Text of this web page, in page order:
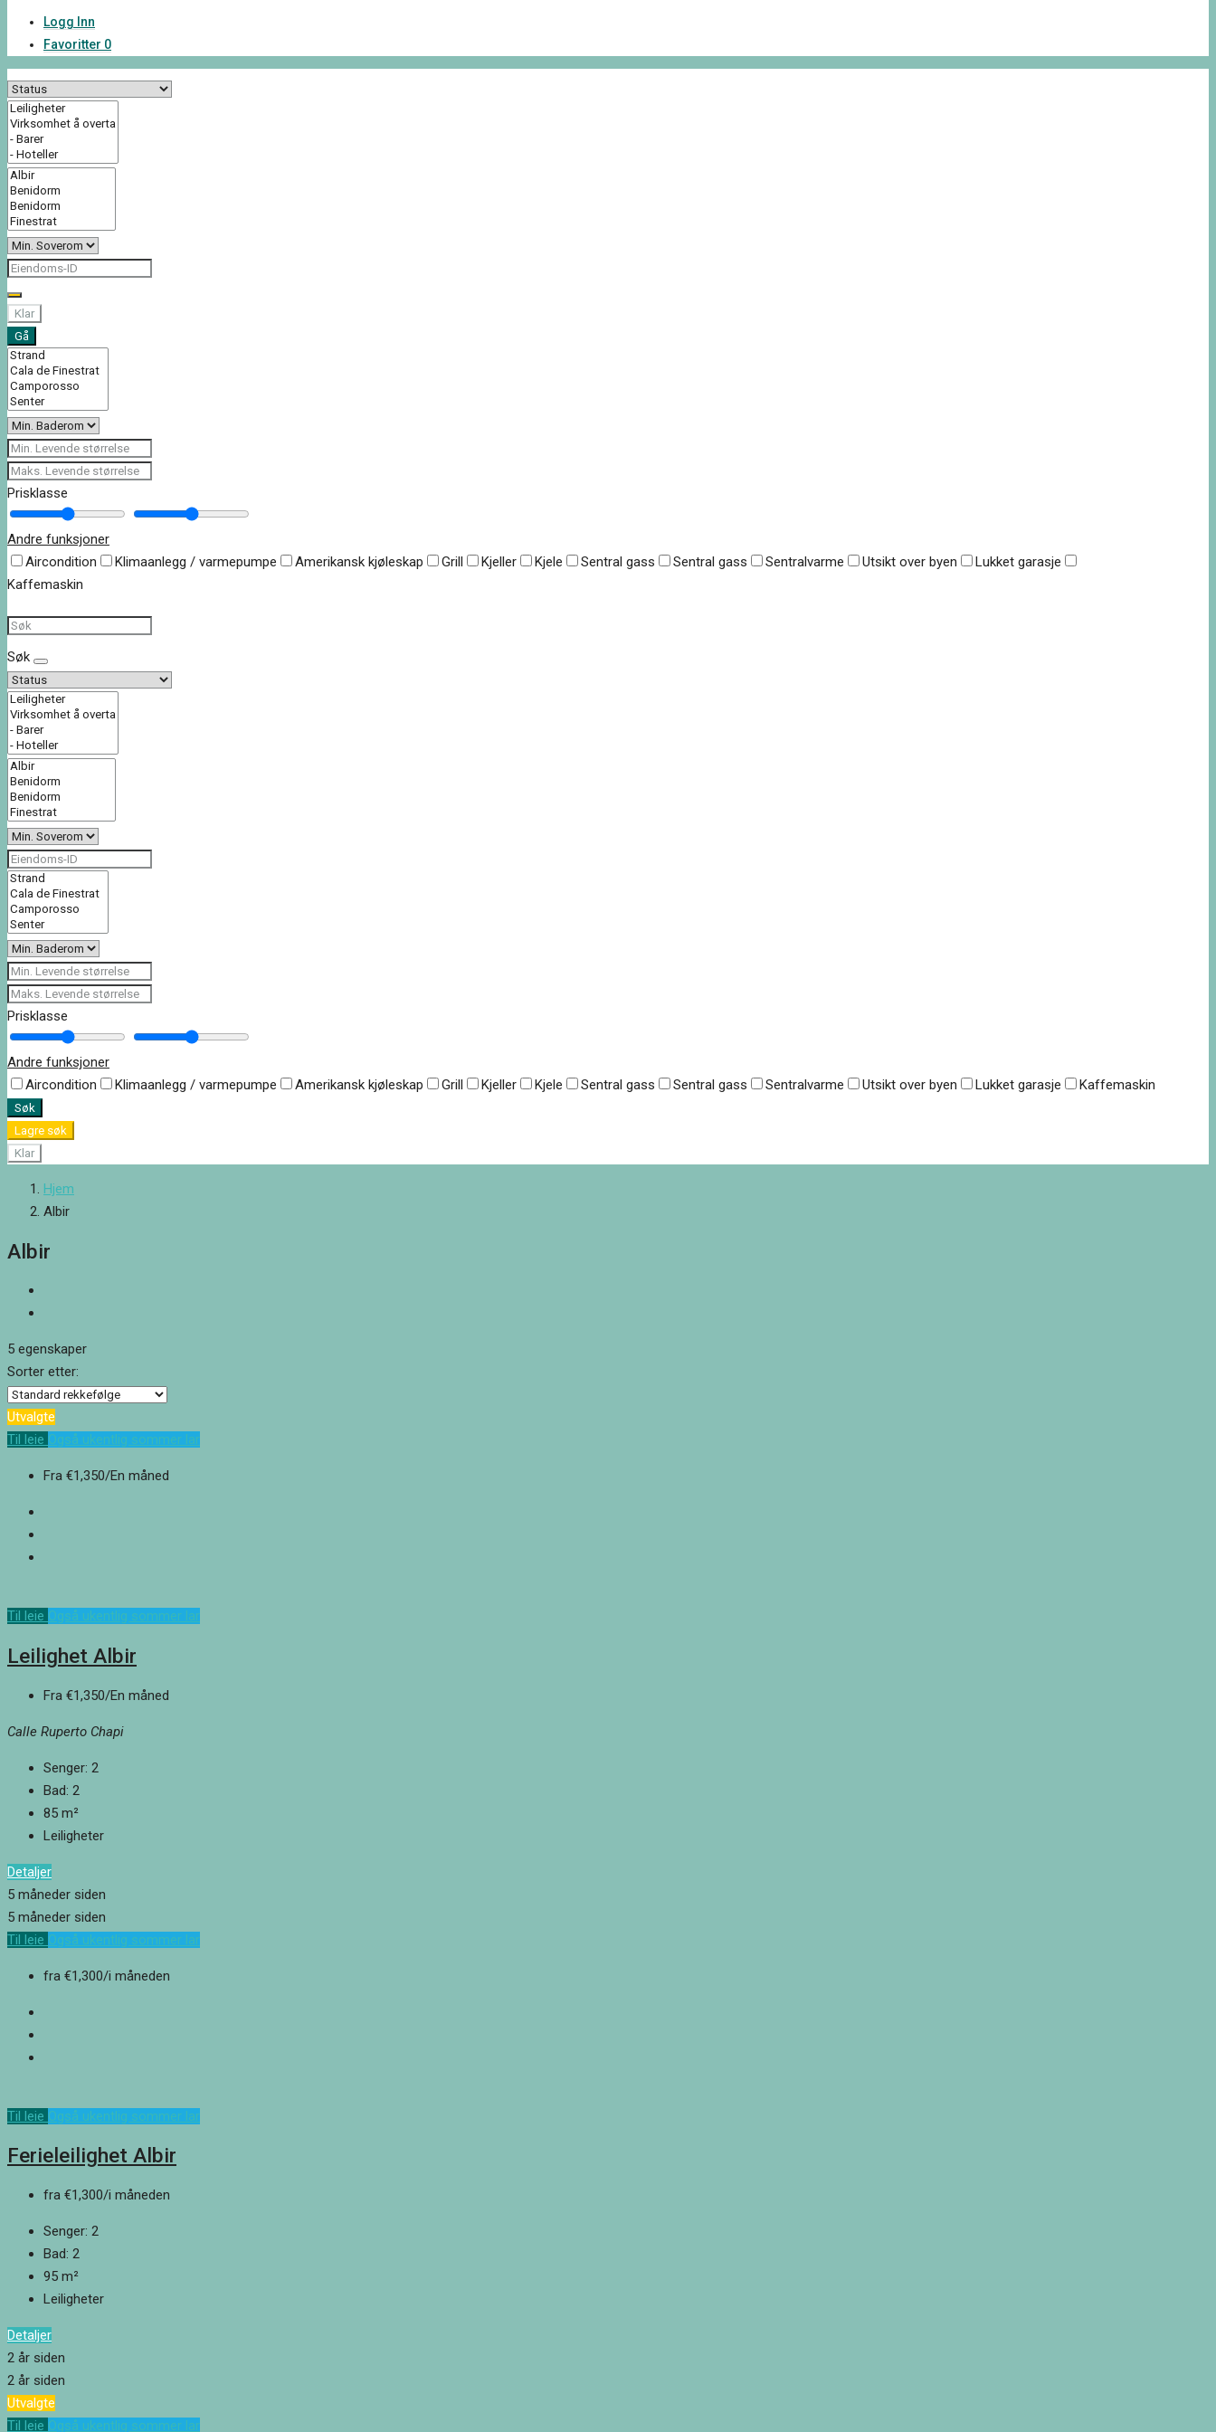
Logg Inn
Favoritter 0
Klar
Gå
Prisklasse
Andre funksjoner
Aircondition
Klimaanlegg / varmepumpe Amerikansk kjøleskap Grill Kjeller Kjele Sentral gass Sentral gass Sentralvarme Utsikt over byen
Lukket garasje
Kaffemaskin
Søk
Prisklasse
Andre funksjoner
Aircondition
Klimaanlegg / varmepumpe Amerikansk kjøleskap Grill Kjeller Kjele Sentral gass Sentral gass Sentralvarme Utsikt over byen Lukket garasje Kaffemaskin
Søk
Lagre søk
Klar
Hjem
Albir
Albir
5 egenskaper
Sorter etter:
Utvalgte
Til leie Også ukentlig sommer lar
Fra €1,350/En måned
Til leie Også ukentlig sommer lar
Leilighet Albir
Fra €1,350/En måned
Calle Ruperto Chapi
Senger: 2
Bad: 2
85 m²
Leiligheter
Detaljer
5 måneder siden
5 måneder siden
Til leie Også ukentlig sommer lar
fra €1,300/i måneden
Til leie Også ukentlig sommer lar
Ferieleilighet Albir
fra €1,300/i måneden
Senger: 2
Bad: 2
95 m²
Leiligheter
Detaljer
2 år siden
2 år siden
Utvalgte
Til leie Også ukentlig sommer lar